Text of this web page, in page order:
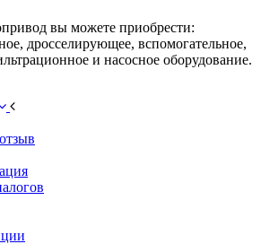
вы можете приобрести:
дросселирующее, вспомогательное,
и насосное оборудование.